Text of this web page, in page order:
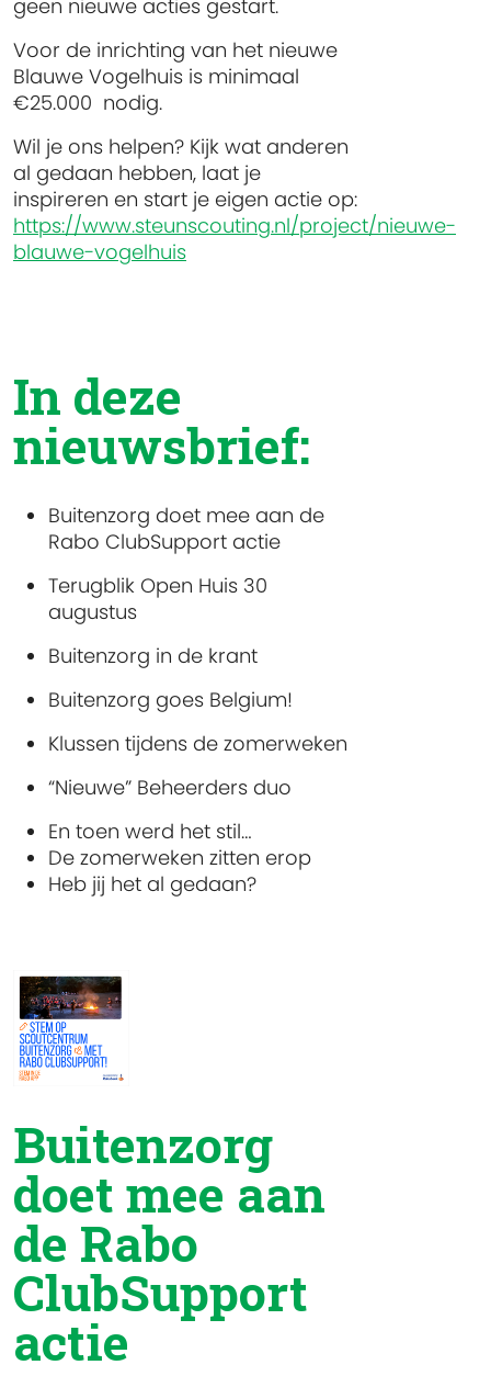
geen nieuwe acties gestart.
Voor de inrichting van het nieuwe
Blauwe Vogelhuis is minimaal
€25.000 nodig.
Wil je ons helpen? Kijk wat anderen
al gedaan hebben, laat je
inspireren en start je eigen actie op:
https://www.steunscouting.nl/project/nieuwe-
blauwe-vogelhuis
In deze
nieuwsbrief:
Buitenzorg doet mee aan de
Rabo ClubSupport actie
Terugblik Open Huis 30
augustus
Buitenzorg in de krant
Buitenzorg goes Belgium!
Klussen tijdens de zomerweken
“Nieuwe” Beheerders duo
En toen werd het stil…
De zomerweken zitten erop
Heb jij het al gedaan?
Buitenzorg
doet mee aan
de Rabo
ClubSupport
actie